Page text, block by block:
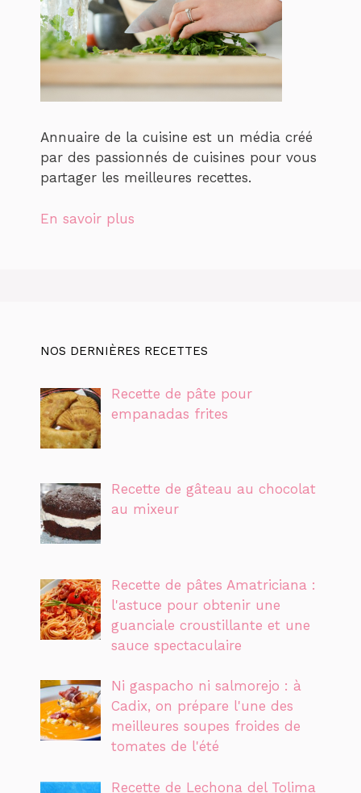
Annuaire de la cuisine est un média créé
par des passionnés de cuisines pour vous
partager les meilleures recettes.
En savoir plus
NOS DERNIÈRES RECETTES
Recette de pâte pour
empanadas frites
Recette de gâteau au chocolat
au mixeur
Recette de pâtes Amatriciana :
l'astuce pour obtenir une
guanciale croustillante et une
sauce spectaculaire
Ni gaspacho ni salmorejo : à
Cadix, on prépare l'une des
meilleures soupes froides de
tomates de l'été
Recette de Lechona del Tolima